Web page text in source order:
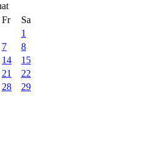
Fr
Sa
1
7
8
14
15
21
22
28
29